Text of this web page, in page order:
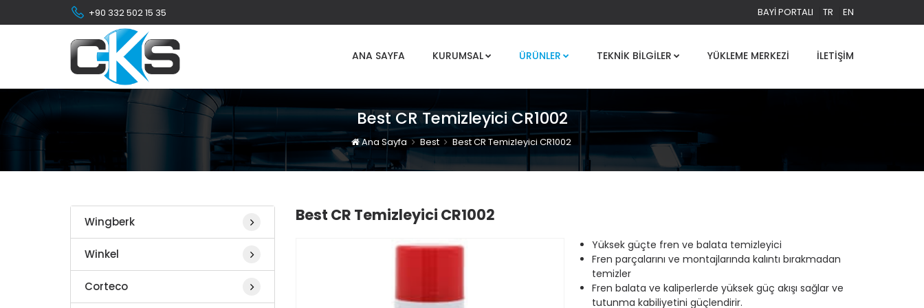
+90 332 502 15 35 BAYI PORTALI TR EN
ANA SAYFA KURUMSAL ÜRÜNLER TEKNIK BILGILER YÜKLEME MERKEZI İLETIŞIM
Best CR Temizleyici CR1002
Ana Sayfa Best Best CR Temizleyici CR1002
Best CR Temizleyici CR1002
Yüksek güçte fren ve balata temizleyici
Fren parçalarını ve montajlarında kalıntı bırakmadan
temizler
Fren balata ve kaliperlerde yüksek güç akışı sağlar ve
tutunma kabiliyetini güçlendirir.
Wingberk
Winkel
Corteco